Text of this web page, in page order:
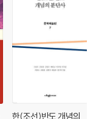
한(조선)반도 개념의